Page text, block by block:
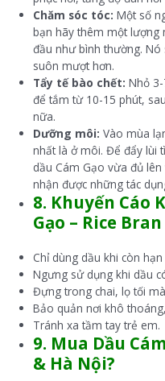
Chăm sóc tóc: Một số
bạn hãy thêm một lượng
đầu như bình thường. Nó
suôn mượt hơn.
Tẩy tế bào chết: Nhỏ
để tắm từ 10-15 phút,
nữa.
Dưỡng môi: Vào mùa
nhất là ở môi. Để đẩy lùi
dầu Cám Gạo vừa đủ
nhận được những tác
8. Khuyến Cáo
Gạo – Rice
Chỉ dùng dầu khi còn
Ngưng sử dụng khi dầu
Đựng trong chai, lọ tối
Bảo quản nơi khô
Tránh xa tầm tay trẻ em.
9. Mua Dầu
& Hà Nội?